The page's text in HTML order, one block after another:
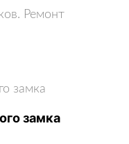
Ремонт
замка